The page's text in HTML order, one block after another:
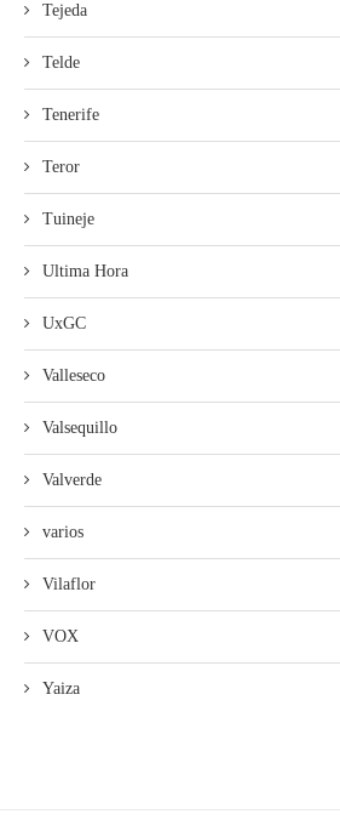
Tejeda
Telde
Tenerife
Teror
Tuineje
Ultima Hora
UxGC
Valleseco
Valsequillo
Valverde
varios
Vilaflor
VOX
Yaiza